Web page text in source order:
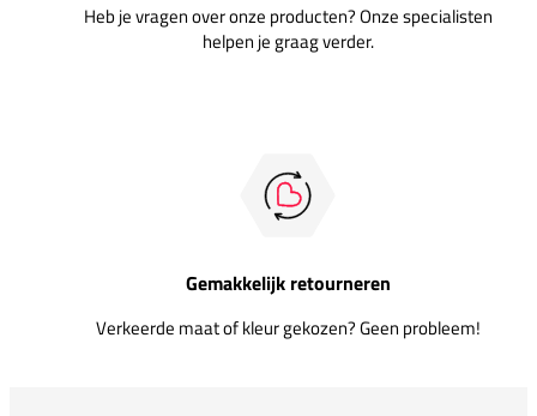
Heb je vragen over onze producten? Onze specialisten
helpen je graag verder.
Gemakkelijk retourneren
Verkeerde maat of kleur gekozen? Geen probleem!